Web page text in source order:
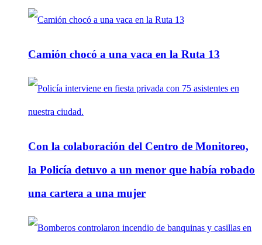
Camión chocó a una vaca en la Ruta 13
Con la colaboración del Centro de Monitoreo,
la Policía detuvo a un menor que había robado
una cartera a una mujer